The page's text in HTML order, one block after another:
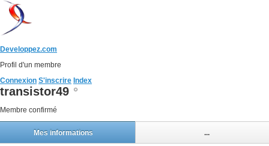
Developpez.com
Profil d'un membre
Connexion S'inscrire Index
transistor49
Membre confirmé
Mes informations ...